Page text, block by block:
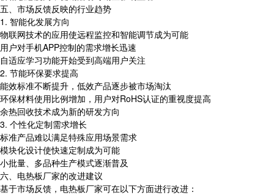
五、市场反馈反映的行业趋势
1. 智能化发展方向
物联网技术的应用使远程监控和智能调节成为可能
用户对手机APP控制的需求增长迅速
自适应学习功能开始受到高端用户关注
2. 节能环保要求提高
能效标准不断提升，低效产品逐步被市场淘汰
环保材料使用比例增加，用户对RoHS认证的重视度提高
余热回收技术成为新的研发方向
3. 个性化定制需求增长
标准产品难以满足特殊应用场景需求
模块化设计使快速定制成为可能
小批量、多品种生产模式逐渐普及
六、电热板厂家的改进建议
基于市场反馈，电热板厂家可在以下方面进行改进：